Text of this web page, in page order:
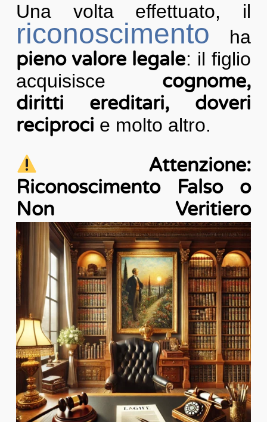
Una volta effettuato, il
riconoscimento ha
pieno valore legale: il figlio
acquisisce cognome,
diritti ereditari, doveri
reciproci e molto altro.
Attenzione:
Riconoscimento Falso o
Non Veritiero